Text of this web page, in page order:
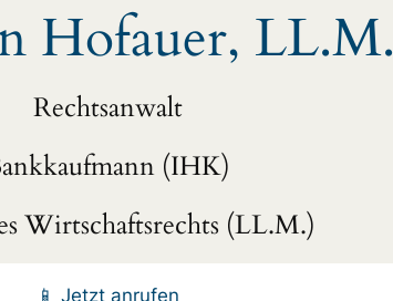
Hofauer, LL.M.
Rechtsanwalt
(IHK)
Wirtschaftsrechts (LL.M.)
📱 Jetzt anrufen